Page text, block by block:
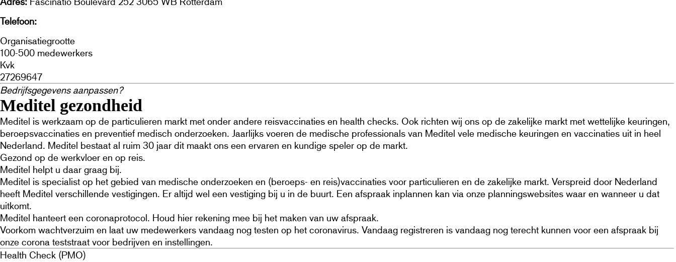
Telefoon
Organisatiegrootte
100-500 medewerkers
Kvk
27269647
Bedrijfsgegevens aanpassen?
Meditel gezondheid
Meditel is werkzaam op de particulieren markt met onder andere reisvaccinaties en health checks. Ook richten wij ons op de zakelijke markt met wettelijke keuringen,
beroepsvaccinaties en preventief medisch onderzoeken. Jaarlijks voeren de medische professionals van Meditel vele medische keuringen en vaccinaties uit in heel
Nederland. Meditel bestaat al ruim 30 jaar dit maakt ons een ervaren en kundige speler op de markt.
Gezond op de werkvloer en op reis.
Meditel helpt u daar graag bij.
Meditel is specialist op het gebied van medische onderzoeken en (beroeps- en reis)vaccinaties voor particulieren en de zakelijke markt. Verspreid door Nederland
heeft Meditel verschillende vestigingen. Er altijd wel een vestiging bij u in de buurt. Een afspraak inplannen kan via onze planningswebsites waar en wanneer u dat
uitkomt.
Meditel hanteert een coronaprotocol. Houd hier rekening mee bij het maken van uw afspraak.
Voorkom wachtverzuim en laat uw medewerkers vandaag nog testen op het coronavirus. Vandaag registreren is vandaag nog terecht kunnen voor een afspraak bij
onze corona teststraat voor bedrijven en instellingen.
Health Check (PMO)